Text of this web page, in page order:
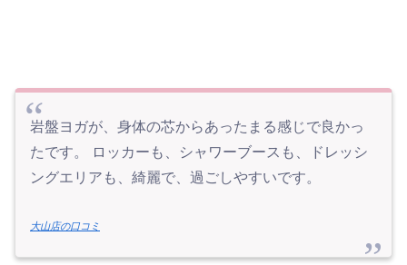
岩盤ヨガが、身体の芯からあったまる感じで良かっ
たです。 ロッカーも、シャワーブースも、ドレッシ
ングエリアも、綺麗で、過ごしやすいです。
大山店の口コミ